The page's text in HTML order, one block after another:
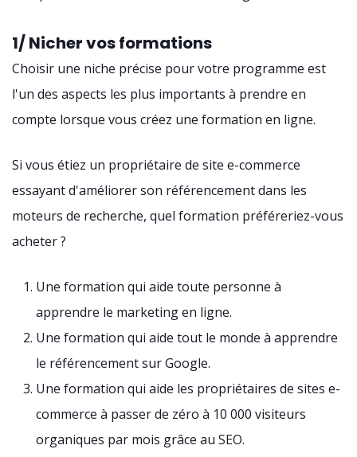
1/ Nicher vos formations
Choisir une niche précise pour votre programme est
l'un des aspects les plus importants à prendre en
compte lorsque vous créez une formation en ligne.
Si vous étiez un propriétaire de site e-commerce
essayant d'améliorer son référencement dans les
moteurs de recherche, quel formation préféreriez-vous
acheter ?
Une formation qui aide toute personne à
apprendre le marketing en ligne.
Une formation qui aide tout le monde à apprendre
le référencement sur Google.
Une formation qui aide les propriétaires de sites e-
commerce à passer de zéro à 10 000 visiteurs
organiques par mois grâce au SEO.